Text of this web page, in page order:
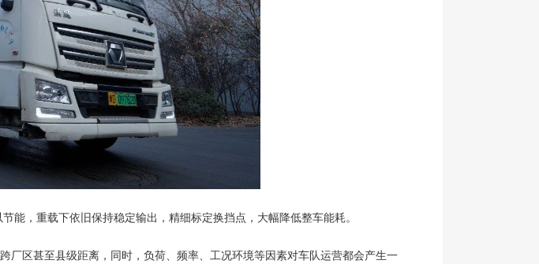
，重载下依旧保持稳定输出，精细标定换挡点，大幅降低整车能耗。
区甚至县级距离，同时，负荷、频率、工况环境等因素对车队运营都会产生一